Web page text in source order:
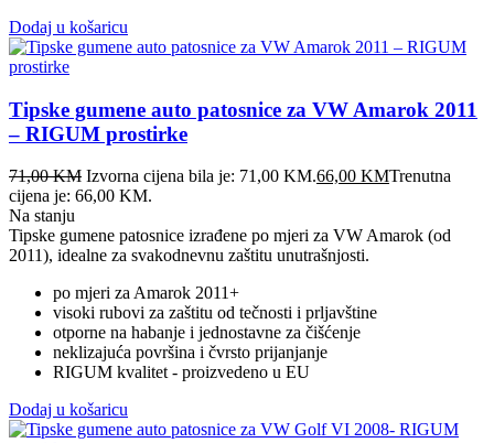
Dodaj u košaricu
Tipske gumene auto patosnice za VW Amarok 2011
– RIGUM prostirke
71,00KM Izvorna cijena bila je: 71,00 KM.66,00 KMTrenutna
cijena je: 66,00 KM.
Na stanju
Tipske gumene patosnice izrađene po mjeri za VW Amarok (od
2011), idealne za svakodnevnu zaštitu unutrašnjosti.
po mjeri za Amarok 2011+
visoki rubovi za zaštitu od tečnosti i prljavštine
otporne na habanje i jednostavne za čišćenje
neklizajuća površina i čvrsto prijanjanje
RIGUM kvalitet - proizvedeno u EU
Dodaj u košaricu